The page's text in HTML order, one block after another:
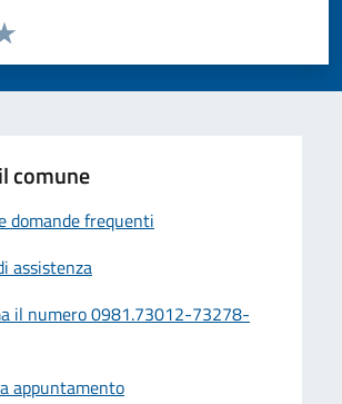
pagina
5 stelle su 5
4 stelle su 5
su 5
su 5
5
comune
domande frequenti
assistenza
il numero 0981.73012-73278-
appuntamento